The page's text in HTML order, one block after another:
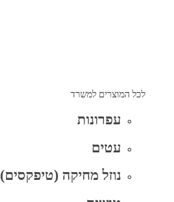
לכל המוצרים למשרד
עפרונות
עטים
נוזל מחיקה (טיפקסים)